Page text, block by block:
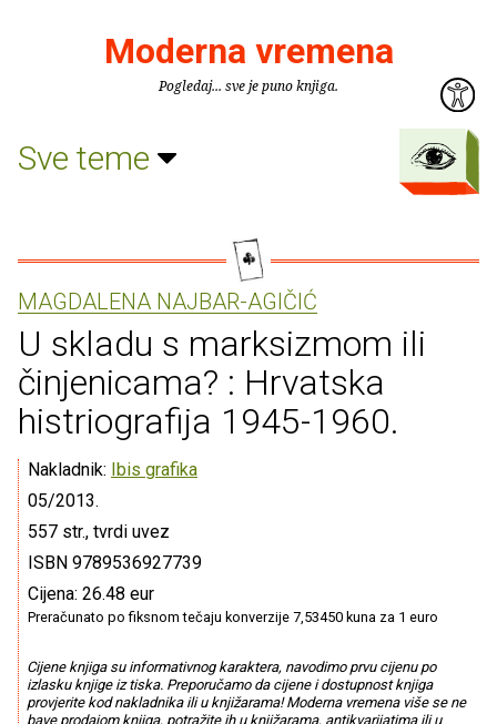
Moderna vremena
Pogledaj... sve je puno knjiga.
Sve teme
MAGDALENA NAJBAR-AGIČIĆ
U skladu s marksizmom ili
činjenicama? : Hrvatska
histriografija 1945-1960.
Nakladnik: Ibis grafika
05/2013.
557 str., tvrdi uvez
ISBN 9789536927739
Cijena: 26.48 eur
Preračunato po fiksnom tečaju konverzije 7,53450 kuna za 1 euro
Cijene knjiga su informativnog karaktera, navodimo prvu cijenu po
izlasku knjige iz tiska. Preporučamo da cijene i dostupnost knjiga
provjerite kod nakladnika ili u knjižarama! Moderna vremena više se ne
bave prodajom knjiga, potražite ih u knjižarama, antikvarijatima ili u